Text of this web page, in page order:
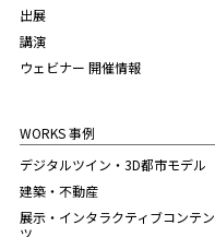
出展
講演
ウェビナー 開催情報
WORKS 事例
デジタルツイン・3D都市モデル
建築・不動産
展示・インタラクティブコンテン
ツ